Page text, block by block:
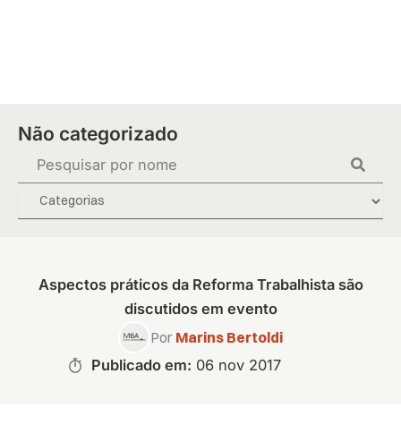
Não categorizado
Aspectos práticos da Reforma Trabalhista são
discutidos em evento
Por Marins Bertoldi
Publicado em: 06 nov 2017